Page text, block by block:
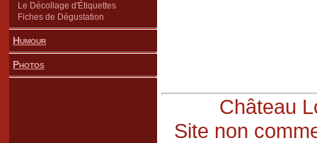
Le Décollage d'Étiquettes
Fiches de Dégustation
Humour
Photos
Château
Site non